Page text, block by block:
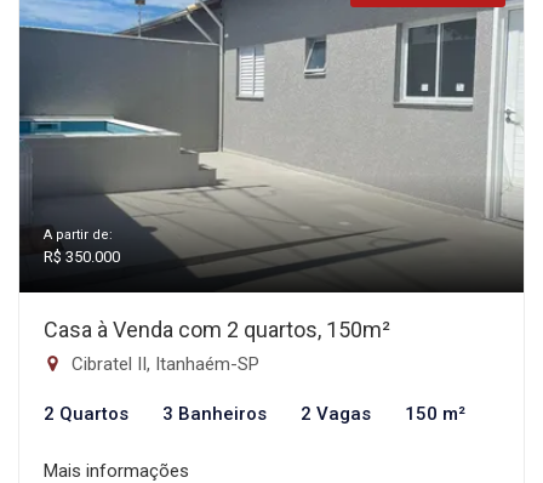
A partir de:
R$ 350.000
Casa à Venda com 2 quartos, 150m²
Cibratel II, Itanhaém-SP
2 Quartos 3 Banheiros 2 Vagas 150 m²
Mais informações